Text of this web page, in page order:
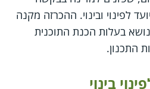
לפינוי ובינוי. ההכרזה מקנה
נושא בעלות הכנת התוכנית
התכנון.
בינוי